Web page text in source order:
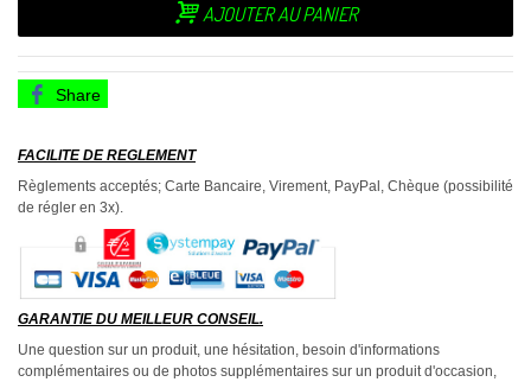
AJOUTER AU PANIER
Share
FACILITE DE REGLEMENT
Règlements acceptés; Carte Bancaire, Virement, PayPal, Chèque (possibilité
de régler en 3x).
GARANTIE DU MEILLEUR CONSEIL.
Une question sur un produit, une hésitation, besoin d'informations
complémentaires ou de photos supplémentaires sur un produit d'occasion,